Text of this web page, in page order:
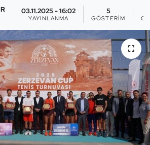
03.11.2025 - 16:02
YAYINLANMA
5
GÖSTERIM